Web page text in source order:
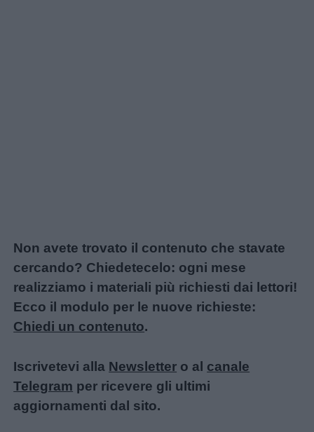
Non avete trovato il contenuto che stavate
cercando? Chiedetecelo: ogni mese
realizziamo i materiali più richiesti dai lettori!
Ecco il modulo per le nuove richieste:
Chiedi un contenuto.
Iscrivetevi alla Newsletter o al canale
Telegram per ricevere gli ultimi
aggiornamenti dal sito.